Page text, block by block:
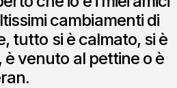
cambiamenti di
tutto si è calmato, si è
venuto al pettine o è